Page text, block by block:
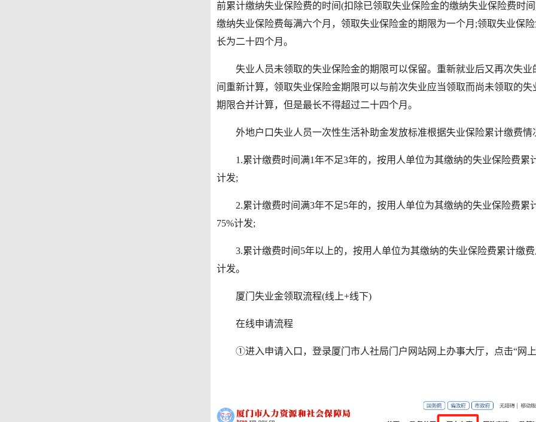
前累计缴纳失业保险费的时间(扣除已领取失业保险金的缴纳失业保险费时
缴纳失业保险费每满六个月，领取失业保险金的期限为一个月;领取失业保
长为二十四个月。
失业人员未领取的失业保险金的期限可以保留。重新就业后又再次失业
间重新计算，领取失业保险金期限可以与前次失业应当领取而尚未领取的失
期限合并计算，但是最长不得超过二十四个月。
外地户口失业人员一次性生活补助金发放标准根据失业保险累计缴费情
1.累计缴费时间满1年不足3年的，按用人单位为其缴纳的失业保险费累
计发;
2.累计缴费时间满3年不足5年的，按用人单位为其缴纳的失业保险费累
75%计发;
3.累计缴费时间5年以上的，按用人单位为其缴纳的失业保险费累计缴费
计发。
厦门失业金领取流程(线上+线下)
在线申请流程
①进入申请入口，登录厦门市人社局门户网站网上办事大厅，点击“网